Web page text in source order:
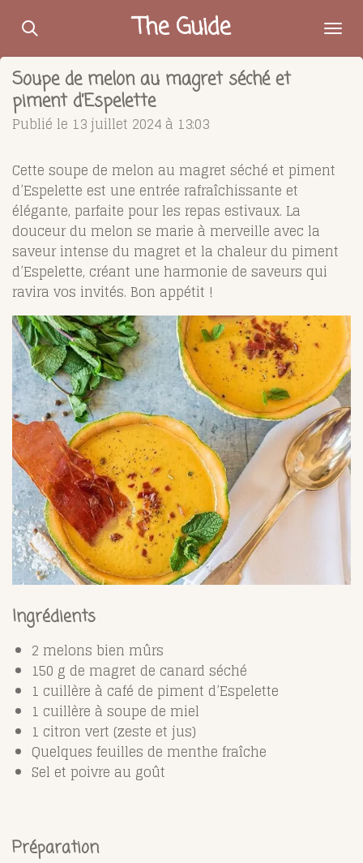
Passer
contenu
principal
The Guide
Soupe de melon au magret séché et
piment d’Espelette
Publié le 13 juillet 2024 à 13:03
Cette soupe de melon au magret séché et piment
d’Espelette est une entrée rafraîchissante et
élégante, parfaite pour les repas estivaux. La
douceur du melon se marie à merveille avec la
saveur intense du magret et la chaleur du piment
d’Espelette, créant une harmonie de saveurs qui
ravira vos invités. Bon appétit !
Ingrédients
2 melons bien mûrs
150 g de magret de canard séché
1 cuillère à café de piment d’Espelette
1 cuillère à soupe de miel
1 citron vert (zeste et jus)
Quelques feuilles de menthe fraîche
Sel et poivre au goût
Préparation